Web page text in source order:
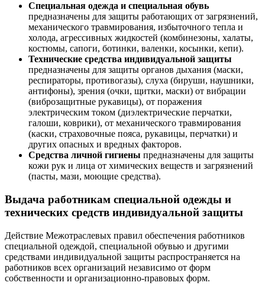
Специальная одежда и специальная обувь
предназначены для защиты работающих от загрязнений,
механического травмирования, избыточного тепла и
холода, агрессивных жидкостей (комбинезоны, халаты,
костюмы, сапоги, ботинки, валенки, косынки, кепи).
Технические средства индивидуальной защиты
предназначены для защиты органов дыхания (маски,
респираторы, противогазы), слуха (бируши, наушники,
антифоны), зрения (очки, щитки, маски) от вибрации
(виброзащитные рукавицы), от поражения
электрическим током (диэлектрические перчатки,
галоши, коврики), от механи­ческого травмирования
(каски, страховочные пояса, рукавицы, перчатки) и
других опасных и вредных факторов.
Средства личной гигиены предназначены для защиты
кожи рук и лица от химических веществ и загрязнений
(пасты, мази, моющие средства).
Выдача работникам специальной одежды и
технических средств индивидуальной защиты
Действие Межотраслевых правил обеспечения работников
специальной одеждой, специальной обувью и другими
средствами индивидуальной защиты распространяется на
работников всех организаций независимо от форм
собственности и организационно-правовых форм.